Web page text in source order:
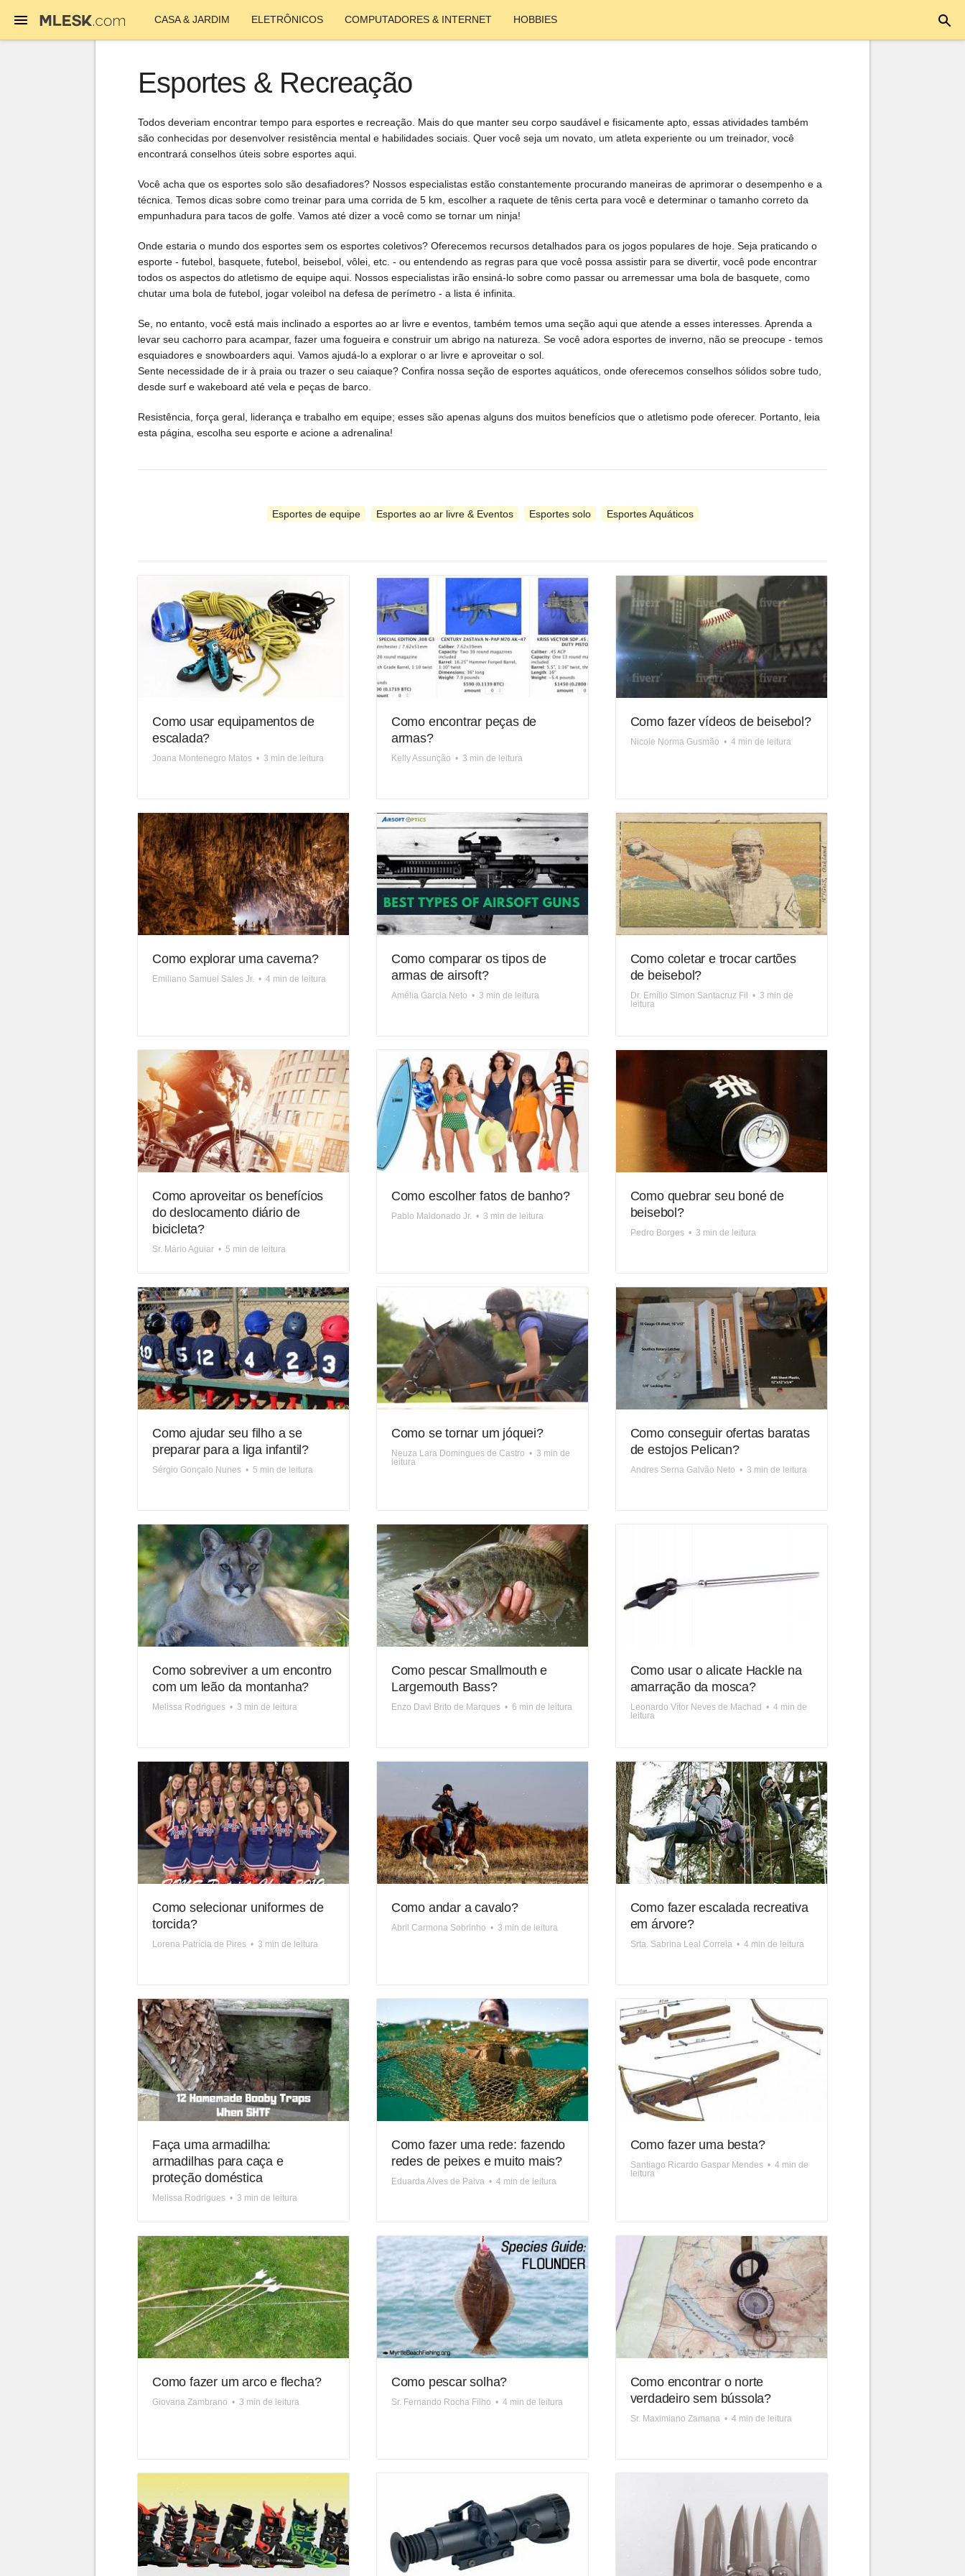
CASA & JARDIM ELETRÔNICOS COMPUTADORES & INTERNET HOBBIES
Esportes & Recreação
Todos deveriam encontrar tempo para esportes e recreação. Mais do que manter seu corpo saudável e fisicamente apto, essas atividades também
são conhecidas por desenvolver resistência mental e habilidades sociais. Quer você seja um novato, um atleta experiente ou um treinador, você
encontrará conselhos úteis sobre esportes aqui.
Você acha que os esportes solo são desafiadores? Nossos especialistas estão constantemente procurando maneiras de aprimorar o desempenho e a
técnica. Temos dicas sobre como treinar para uma corrida de 5 km, escolher a raquete de tênis certa para você e determinar o tamanho correto da
empunhadura para tacos de golfe. Vamos até dizer a você como se tornar um ninja!
Onde estaria o mundo dos esportes sem os esportes coletivos? Oferecemos recursos detalhados para os jogos populares de hoje. Seja praticando o
esporte - futebol, basquete, futebol, beisebol, vôlei, etc. - ou entendendo as regras para que você possa assistir para se divertir, você pode encontrar
todos os aspectos do atletismo de equipe aqui. Nossos especialistas irão ensiná-lo sobre como passar ou arremessar uma bola de basquete, como
chutar uma bola de futebol, jogar voleibol na defesa de perímetro - a lista é infinita.
Se, no entanto, você está mais inclinado a esportes ao ar livre e eventos, também temos uma seção aqui que atende a esses interesses. Aprenda a
levar seu cachorro para acampar, fazer uma fogueira e construir um abrigo na natureza. Se você adora esportes de inverno, não se preocupe - temos
esquiadores e snowboarders aqui. Vamos ajudá-lo a explorar o ar livre e aproveitar o sol.
Sente necessidade de ir à praia ou trazer o seu caiaque? Confira nossa seção de esportes aquáticos, onde oferecemos conselhos sólidos sobre tudo,
desde surf e wakeboard até vela e peças de barco.
Resistência, força geral, liderança e trabalho em equipe; esses são apenas alguns dos muitos benefícios que o atletismo pode oferecer. Portanto, leia
esta página, escolha seu esporte e acione a adrenalina!
Esportes de equipe Esportes ao ar livre & Eventos Esportes solo Esportes Aquáticos
Como usar equipamentos de
escalada?
Joana Montenegro Matos • 3 min de leitura
Como encontrar peças de
armas?
Kelly Assunção • 3 min de leitura
Como fazer vídeos de beisebol?
Nicole Norma Gusmão • 4 min de leitura
Como explorar uma caverna?
Emiliano Samuel Sales Jr. • 4 min de leitura
Como comparar os tipos de
armas de airsoft?
Amélia Garcia Neto • 3 min de leitura
Como coletar e trocar cartões
de beisebol?
Dr. Emílio Simon Santacruz Fil • 3 min de
leitura
Como aproveitar os benefícios
do deslocamento diário de
bicicleta?
Sr. Mário Aguiar • 5 min de leitura
Como escolher fatos de banho?
Pablo Maldonado Jr. • 3 min de leitura
Como quebrar seu boné de
beisebol?
Pedro Borges • 3 min de leitura
Como ajudar seu filho a se
preparar para a liga infantil?
Sérgio Gonçalo Nunes • 5 min de leitura
Como se tornar um jóquei?
Neuza Lara Domingues de Castro • 3 min de
leitura
Como conseguir ofertas baratas
de estojos Pelican?
Andres Serna Galvão Neto • 3 min de leitura
Como sobreviver a um encontro
com um leão da montanha?
Melissa Rodrigues • 3 min de leitura
Como pescar Smallmouth e
Largemouth Bass?
Enzo Davi Brito de Marques • 6 min de leitura
Como usar o alicate Hackle na
amarração da mosca?
Leonardo Vítor Neves de Machad • 4 min de
leitura
Como selecionar uniformes de
torcida?
Lorena Patrícia de Pires • 3 min de leitura
Como andar a cavalo?
Abril Carmona Sobrinho • 3 min de leitura
Como fazer escalada recreativa
em árvore?
Srta. Sabrina Leal Correia • 4 min de leitura
Faça uma armadilha:
armadilhas para caça e
proteção doméstica
Melissa Rodrigues • 3 min de leitura
Como fazer uma rede: fazendo
redes de peixes e muito mais?
Eduarda Alves de Paiva • 4 min de leitura
Como fazer uma besta?
Santiago Ricardo Gaspar Mendes • 4 min de
leitura
Como fazer um arco e flecha?
Giovana Zambrano • 3 min de leitura
Como pescar solha?
Sr. Fernando Rocha Filho • 4 min de leitura
Como encontrar o norte
verdadeiro sem bússola?
Sr. Maximiano Zamana • 4 min de leitura